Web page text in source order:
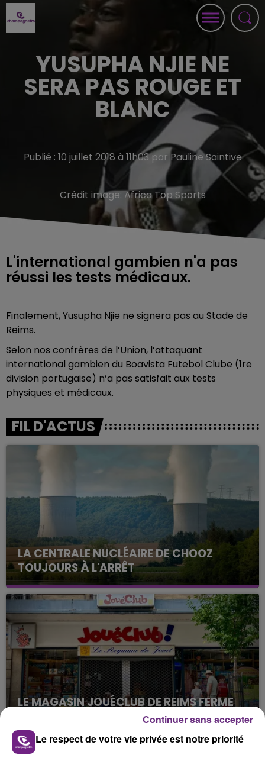
YUSUPHA NJIE NE
SERA PAS ROUGE ET
BLANC
Publié : 10 juillet 2018 à 11h03 par Pauline Saintive
Crédit image:Africa Top Sports
L'international gambien n'a pas
réussi les tests médicaux.
Finalement, Yusupha Njie ne signera pas au Stade de
Reims.
Selon nos confrères de l’Union, l’attaquant
international gambien du Boavista Futebol Clube (1re
division portugaise) n’a pas satisfait aux tests
physiques et médicaux.
FIL D'ACTUS
LA CENTRALE NUCLÉAIRE DE CHOOZ
TOUJOURS À L'ARRÊT
Cela fait déjà une semaine que la centrale
nucléaire ardennaise est à l'arrêt. Une situation
justifiée par la sécheresse intense qui est toujours
présente.
LE MAGASIN JOUÉCLUB DE REIMS FERME
C'était l'une des institutions du centre-ville
rémois. Le magasin JouéClub est contraint de
Le respect de votre vie privée est notre priorité
Continuer sans accepter